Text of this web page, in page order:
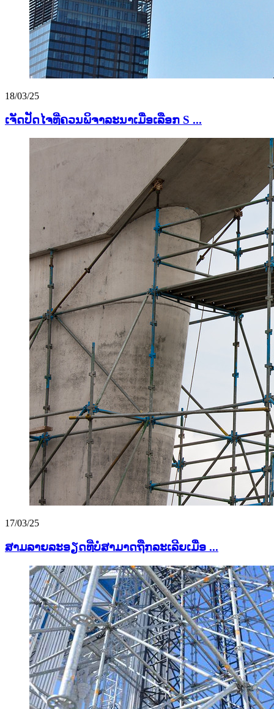
18/03/25
ເຈັດປັດໄຈທີ່ຄວນພິຈາລະນາເມື່ອເລືອກ S ...
17/03/25
ສາມລາຍລະອຽດທີ່ບໍ່ສາມາດຖືກລະເລີຍເມື່ອ ...